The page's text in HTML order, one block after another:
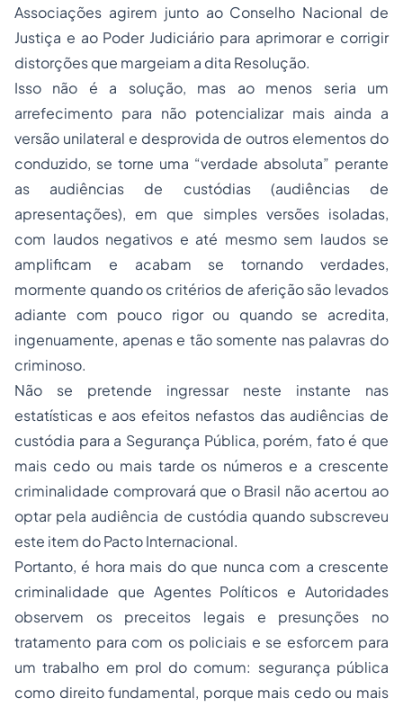
Associações agirem junto ao Conselho Nacional de
Justiça e ao Poder Judiciário para aprimorar e corrigir
distorções que margeiam a dita Resolução.
Isso não é a solução, mas ao menos seria um
arrefecimento para não potencializar mais ainda a
versão unilateral e desprovida de outros elementos do
conduzido, se torne uma “verdade absoluta” perante
as audiências de custódias (audiências de
apresentações), em que simples versões isoladas,
com laudos negativos e até mesmo sem laudos se
amplificam e acabam se tornando verdades,
mormente quando os critérios de aferição são levados
adiante com pouco rigor ou quando se acredita,
ingenuamente, apenas e tão somente nas palavras do
criminoso.
Não se pretende ingressar neste instante nas
estatísticas e aos efeitos nefastos das audiências de
custódia para a Segurança Pública, porém, fato é que
mais cedo ou mais tarde os números e a crescente
criminalidade comprovará que o Brasil não acertou ao
optar pela audiência de custódia quando subscreveu
este item do Pacto Internacional.
Portanto, é hora mais do que nunca com a crescente
criminalidade que Agentes Políticos e Autoridades
observem os preceitos legais e presunções no
tratamento para com os policiais e se esforcem para
um trabalho em prol do comum: segurança pública
como direito fundamental, porque mais cedo ou mais